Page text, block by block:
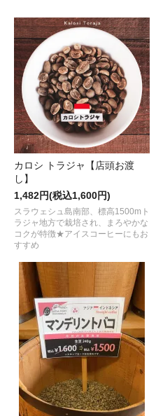
カロシ トラジャ【店頭お渡
し】
1,482円(税込1,600円)
スラウェシュ島南部、標高1500mト
ラジャ地方で栽培され、まろやかな
コクが特徴★アイスコーヒーにもお
すすめ